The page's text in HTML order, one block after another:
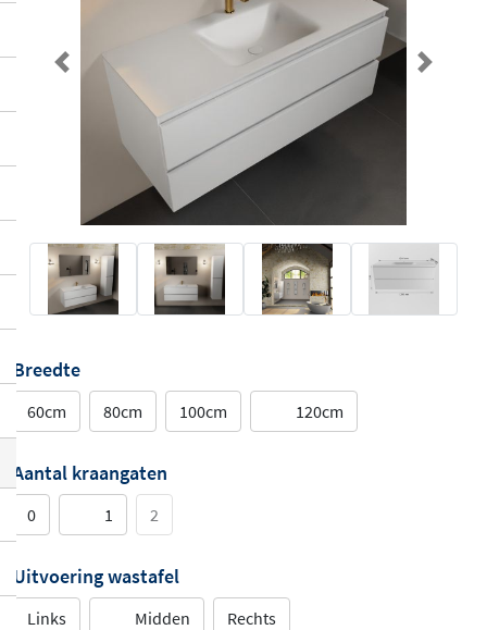
Previous Next
Breedte
60cm 80cm 100cm 120cm
Aantal kraangaten
0 1 2
Uitvoering wastafel
Links Midden Rechts